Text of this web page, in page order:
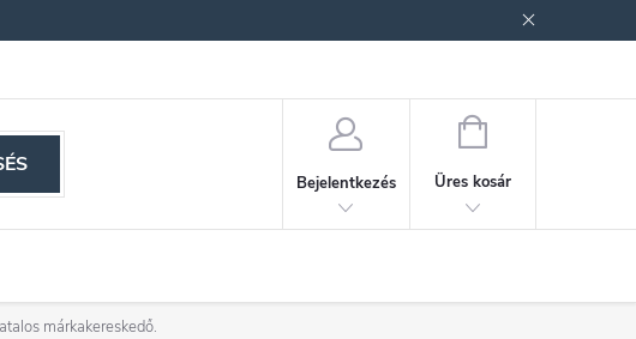
Bejelentkezés
KOSÁR
Üres kosár
márkakereskedő.